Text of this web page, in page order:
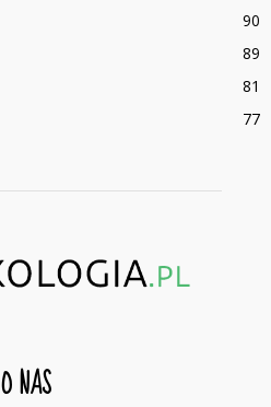
90
89
81
77
O NAS